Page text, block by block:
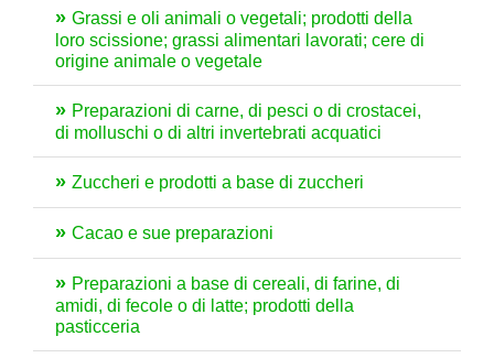
Grassi e oli animali o vegetali; prodotti della
loro scissione; grassi alimentari lavorati; cere di
origine animale o vegetale
Preparazioni di carne, di pesci o di crostacei,
di molluschi o di altri invertebrati acquatici
Zuccheri e prodotti a base di zuccheri
Cacao e sue preparazioni
Preparazioni a base di cereali, di farine, di
amidi, di fecole o di latte; prodotti della
pasticceria